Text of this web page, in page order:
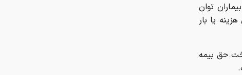
توان
یا بار
حق بیمه